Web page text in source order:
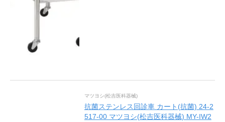
マツヨシ(松吉医科器械)
抗菌ステンレス回診車 カート(抗菌) 24-2
517-00 マツヨシ(松吉医科器械) MY-IW2